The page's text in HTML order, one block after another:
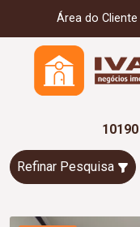
Área do Cliente
Refinar Pesquisa